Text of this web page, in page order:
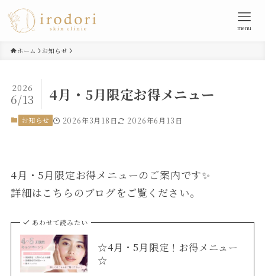
menu
ホーム お知らせ
4月・5月限定お得メニュー
2026
6/13
お知らせ 2026年3月18日 2026年6月13日
4月・5月限定お得メニューのご案内です✨
詳細はこちらのブログをご覧ください。
あわせて読みたい
☆4月・5月限定！お得メニュー
☆